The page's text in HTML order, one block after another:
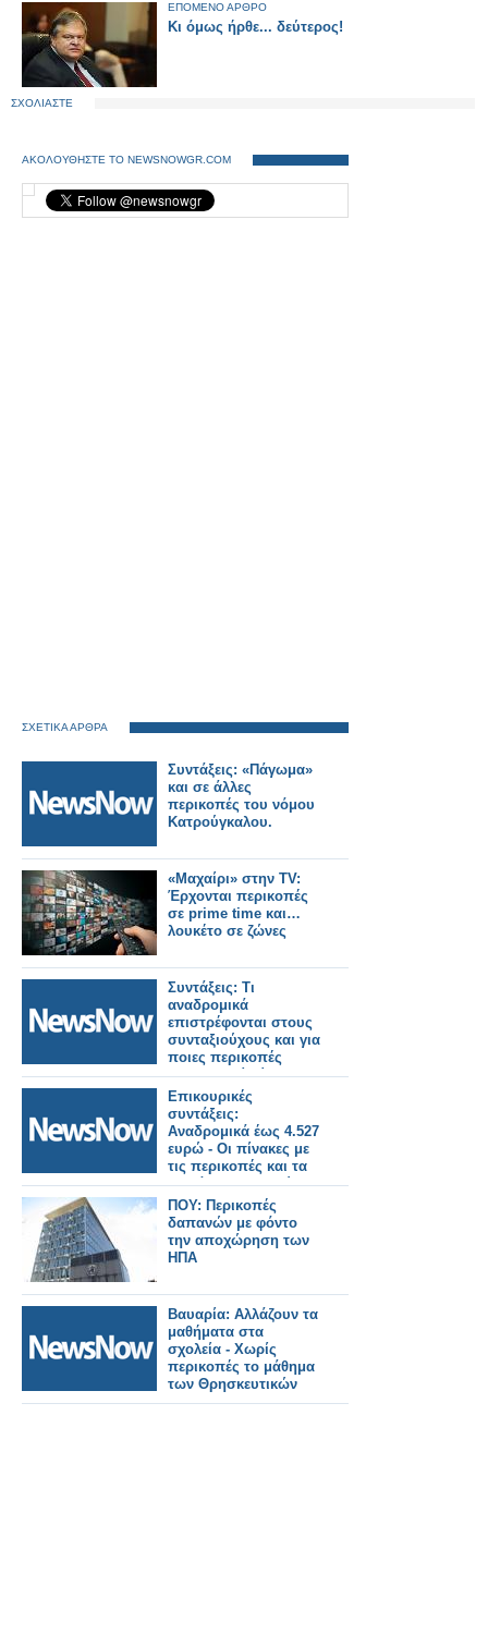
ΕΠΟΜΕΝΟ ΑΡΘΡΟ
Κι όμως ήρθε... δεύτερος!
ΣΧΟΛΙΑΣΤΕ
ΑΚΟΛΟΥΘΗΣΤΕ ΤΟ NEWSNOWGR.COM
ΣΧΕΤΙΚΑ ΑΡΘΡΑ
Συντάξεις: «Πάγωμα»
και σε άλλες
περικοπές του νόμου
Κατρούγκαλου.
«Μαχαίρι» στην TV:
Έρχονται περικοπές
σε prime time και…
λουκέτο σε ζώνες
Συντάξεις: Tι
αναδρομικά
επιστρέφονται στους
συνταξιούχους και για
ποιες περικοπές
[αναλυτικοί πίνακες]
Επικουρικές
συντάξεις:
Αναδρομικά έως 4.527
ευρώ - Οι πίνακες με
τις περικοπές και τα
ποσά αναδρομικών
και για τα 33
επικουρικά ταμεία
ΠΟΥ: Περικοπές
δαπανών με φόντο
την αποχώρηση των
ΗΠΑ
Βαυαρία: Αλλάζουν τα
μαθήματα στα
σχολεία - Χωρίς
περικοπές το μάθημα
των Θρησκευτικών